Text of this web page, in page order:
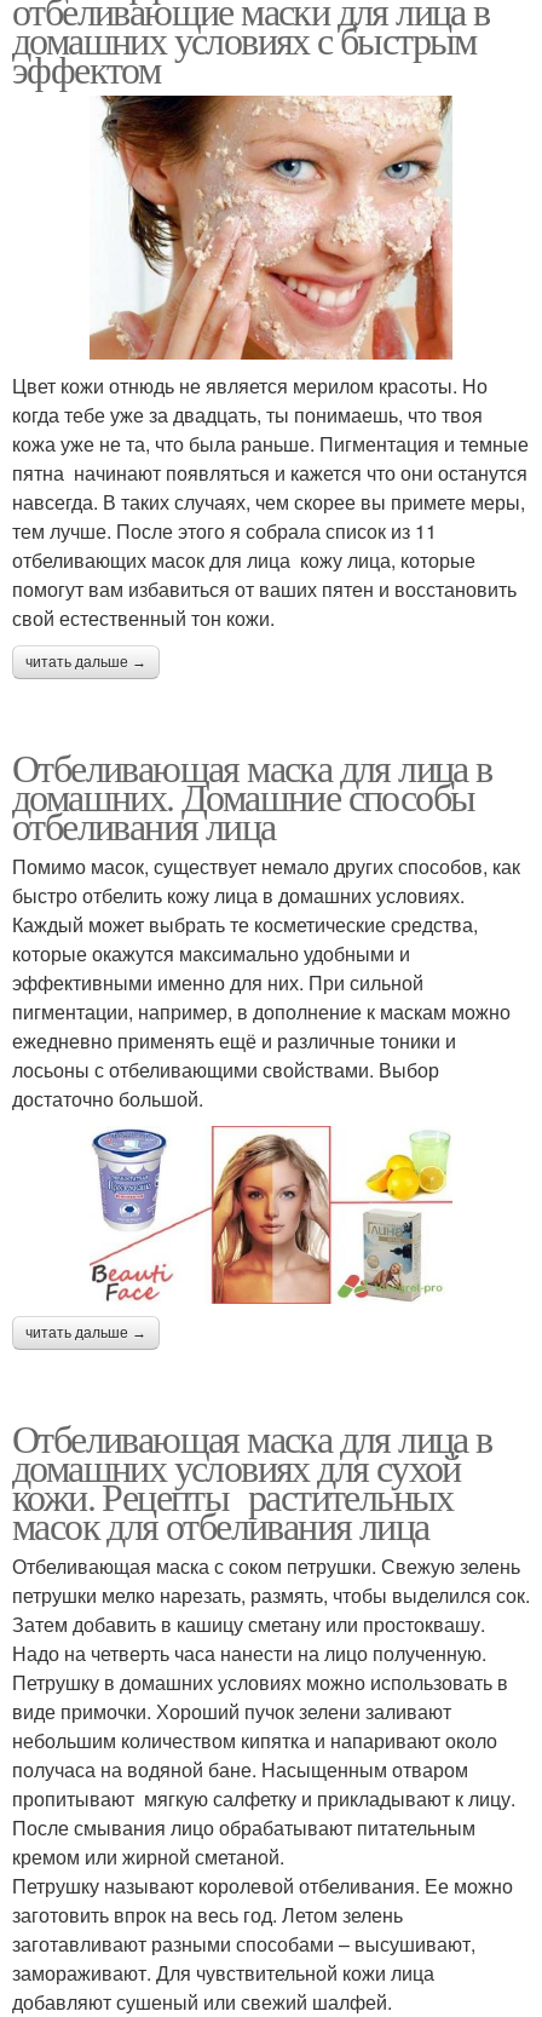
отбеливающие маски для лица в
домашних условиях с быстрым
эффектом
Цвет кожи отнюдь не является мерилом красоты. Но
когда тебе уже за двадцать, ты понимаешь, что твоя
кожа уже не та, что была раньше. Пигментация и темные
пятна начинают появляться и кажется что они останутся
навсегда. В таких случаях, чем скорее вы примете меры,
тем лучше. После этого я собрала список из 11
отбеливающих масок для лица кожу лица, которые
помогут вам избавиться от ваших пятен и восстановить
свой естественный тон кожи.
читать дальше →
Отбеливающая маска для лица в
домашних. Домашние способы
отбеливания лица
Помимо масок, существует немало других способов, как
быстро отбелить кожу лица в домашних условиях.
Каждый может выбрать те косметические средства,
которые окажутся максимально удобными и
эффективными именно для них. При сильной
пигментации, например, в дополнение к маскам можно
ежедневно применять ещё и различные тоники и
лосьоны с отбеливающими свойствами. Выбор
достаточно большой.
читать дальше →
Отбеливающая маска для лица в
домашних условиях для сухой
кожи. Рецепты растительных
масок для отбеливания лица
Отбеливающая маска с соком петрушки. Свежую зелень
петрушки мелко нарезать, размять, чтобы выделился сок.
Затем добавить в кашицу сметану или простоквашу.
Надо на четверть часа нанести на лицо полученную.
Петрушку в домашних условиях можно использовать в
виде примочки. Хороший пучок зелени заливают
небольшим количеством кипятка и напаривают около
получаса на водяной бане. Насыщенным отваром
пропитывают мягкую салфетку и прикладывают к лицу.
После смывания лицо обрабатывают питательным
кремом или жирной сметаной.
Петрушку называют королевой отбеливания. Ее можно
заготовить впрок на весь год. Летом зелень
заготавливают разными способами – высушивают,
замораживают. Для чувствительной кожи лица
добавляют сушеный или свежий шалфей.